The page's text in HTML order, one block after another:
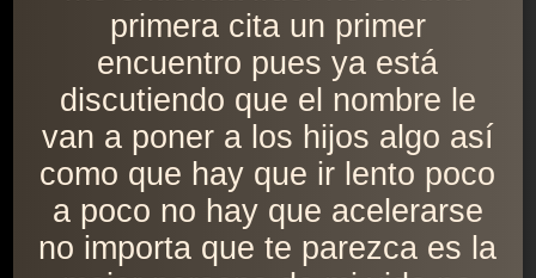
primera cita un primer
encuentro pues ya está
discutiendo que el nombre le
van a poner a los hijos algo así
como que hay que ir lento poco
a poco no hay que acelerarse
no importa que te parezca es la